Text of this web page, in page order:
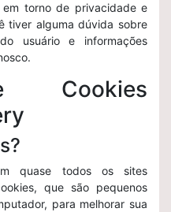
torno de privacidade e
tiver alguma dúvida sobre
usuário e informações
Cookies
quase todos os sites
que são pequenos
para melhorar sua